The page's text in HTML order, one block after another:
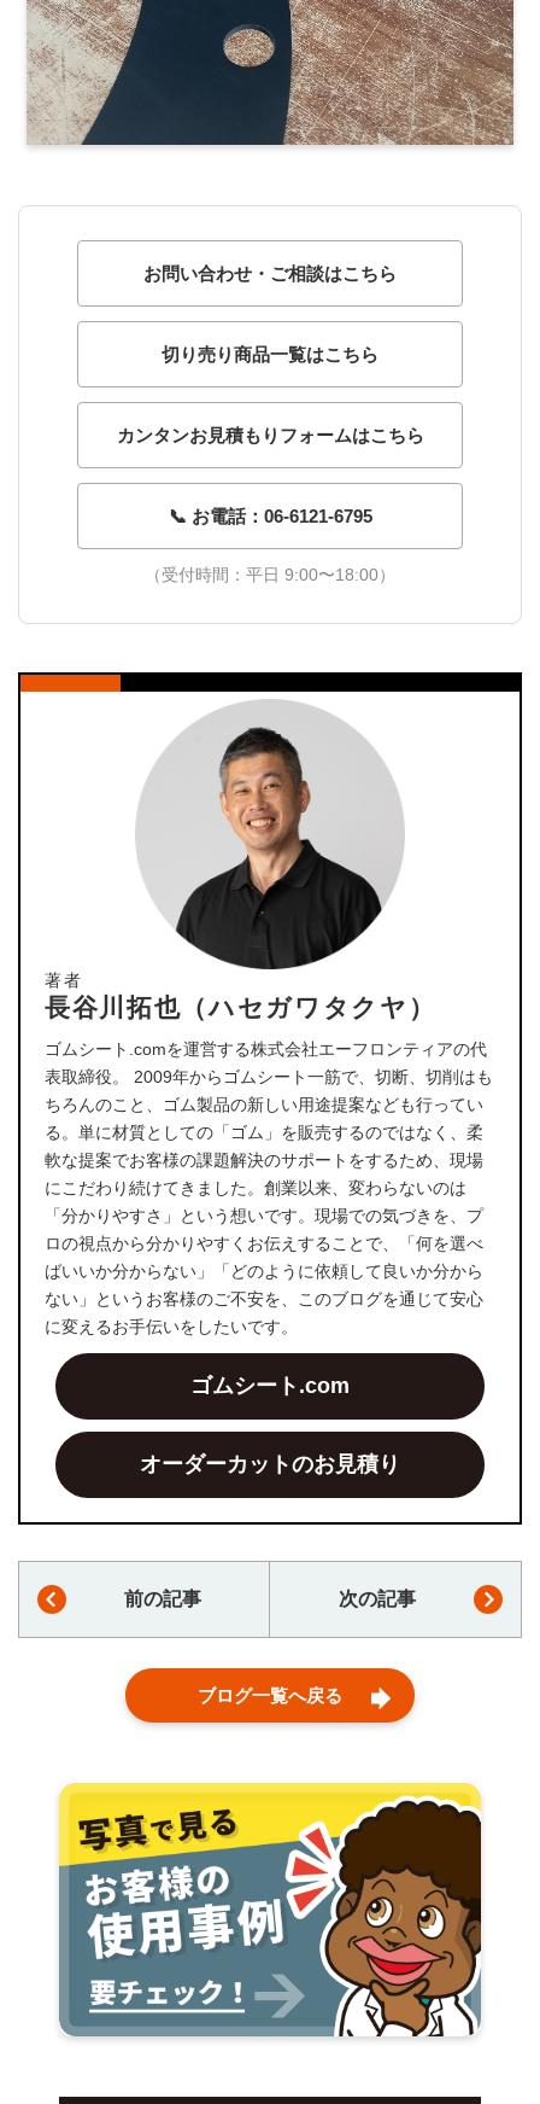
お問い合わせ・ご相談はこちら
切り売り商品一覧はこちら
カンタンお見積もりフォームはこちら
📞 お電話：06-6121-6795
（受付時間：平日 9:00〜18:00）
著者
長谷川拓也（ハセガワタクヤ）
ゴムシート.comを運営する株式会社エーフロンティアの代
表取締役。 2009年からゴムシート一筋で、切断、切削はも
ちろんのこと、ゴム製品の新しい用途提案なども行ってい
る。単に材質としての「ゴム」を販売するのではなく、柔
軟な提案でお客様の課題解決のサポートをするため、現場
にこだわり続けてきました。創業以来、変わらないのは
「分かりやすさ」という想いです。現場での気づきを、プ
ロの視点から分かりやすくお伝えすることで、「何を選べ
ばいいか分からない」「どのように依頼して良いか分から
ない」というお客様のご不安を、このブログを通じて安心
に変えるお手伝いをしたいです。
ゴムシート.com
オーダーカットのお見積り
前の記事 次の記事
ブログ一覧へ戻る